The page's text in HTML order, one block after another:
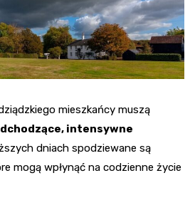
mieszkańcy muszą
intensywne
dniach spodziewane są
mogą wpłynąć na codzienne życie